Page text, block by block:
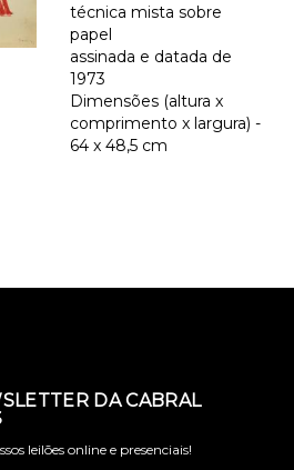
técnica mista sobre
papel
assinada e datada de
1973
Dimensões (altura x
comprimento x largura) -
64 x 48,5 cm
DA CABRAL
leilões online e presenciais!